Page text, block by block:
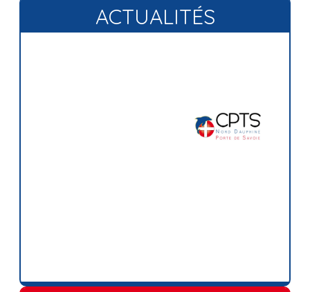
ACTUALITÉS